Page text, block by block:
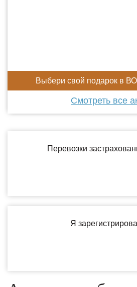
Выбери свой подарок в
Смотреть все